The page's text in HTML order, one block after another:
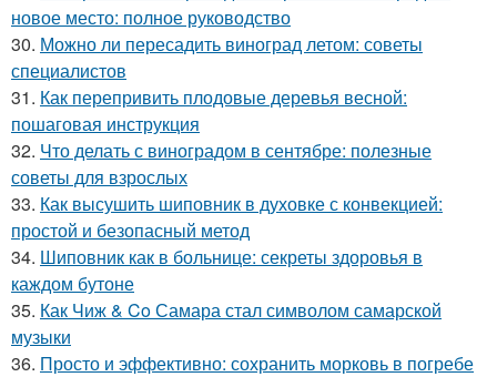
новое место: полное руководство
30. Можно ли пересадить виноград летом: советы
специалистов
31. Как перепривить плодовые деревья весной:
пошаговая инструкция
32. Что делать с виноградом в сентябре: полезные
советы для взрослых
33. Как высушить шиповник в духовке с конвекцией:
простой и безопасный метод
34. Шиповник как в больнице: секреты здоровья в
каждом бутоне
35. Как Чиж & Co Самара стал символом самарской
музыки
36. Просто и эффективно: сохранить морковь в погребе